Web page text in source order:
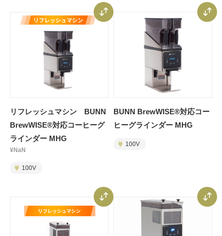
リフレッシュマシン BUNN
BrewWISE®対応コーヒーグ
ラインダー MHG
¥NaN
100V
BUNN BrewWISE®対応コー
ヒーグラインダー MHG
100V